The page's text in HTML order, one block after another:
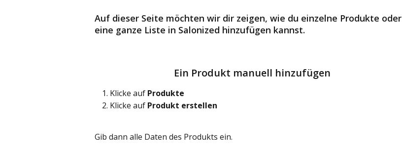
Auf dieser Seite möchten wir dir zeigen, wie du einzelne Produkte oder
eine ganze Liste in Salonized hinzufügen kannst.
Ein Produkt manuell hinzufügen
Klicke auf Produkte
Klicke auf Produkt erstellen
Gib dann alle Daten des Produkts ein.